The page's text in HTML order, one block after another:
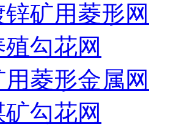
矿用菱形网
勾花网
菱形金属网
勾花网